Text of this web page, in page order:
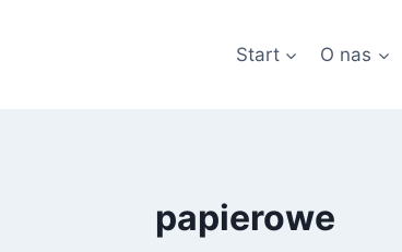
Start O nas
papierowe